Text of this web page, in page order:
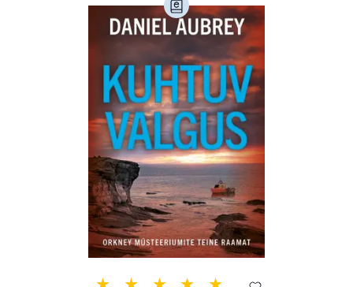
Maamajandus (24)
Majandus (34)
Perioodika (15)
Psühholoogia (184)
Rahandus (47)
Religioon (107)
Siseturvalisus (34)
Sport (52)
Tehnika (6)
Telekommunikatsioon (9)
Tervis (147)
Transport (8)
Ulme ja fantaasia (244)
Vabakasutus (423)
Õigus (22)